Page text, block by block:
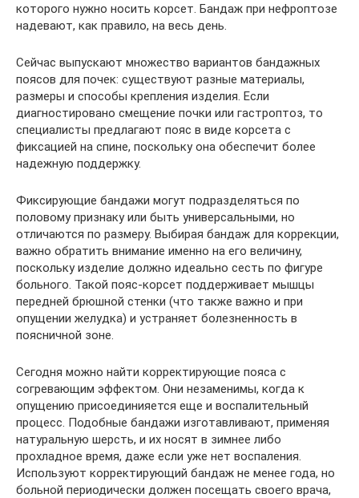
которого нужно носить корсет. Бандаж при нефроптозе
надевают, как правило, на весь день.
Сейчас выпускают множество вариантов бандажных
поясов для почек: существуют разные материалы,
размеры и способы крепления изделия. Если
диагностировано смещение почки или гастроптоз, то
специалисты предлагают пояс в виде корсета с
фиксацией на спине, поскольку она обеспечит более
надежную поддержку.
Фиксирующие бандажи могут подразделяться по
половому признаку или быть универсальными, но
отличаются по размеру. Выбирая бандаж для коррекции,
важно обратить внимание именно на его величину,
поскольку изделие должно идеально сесть по фигуре
больного. Такой пояс-корсет поддерживает мышцы
передней брюшной стенки (что также важно и при
опущении желудка) и устраняет болезненность в
поясничной зоне.
Сегодня можно найти корректирующие пояса с
согревающим эффектом. Они незаменимы, когда к
опущению присоединияется еще и воспалительный
процесс. Подобные бандажи изготавливают, применяя
натуральную шерсть, и их носят в зимнее либо
прохладное время, даже если уже нет воспаления.
Используют корректирующий бандаж не менее года, но
больной периодически должен посещать своего врача,